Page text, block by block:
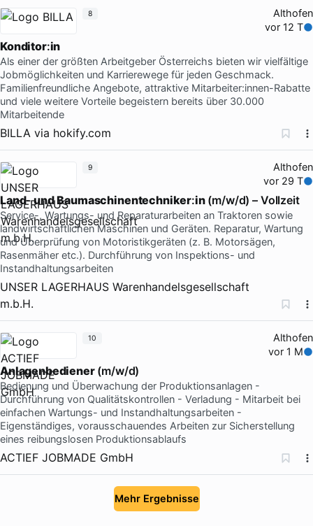
Althofen
vor 12 T
Konditor:in
Als einer der größten Arbeitgeber Österreichs bieten wir vielfältige
Jobmöglichkeiten und Karrierewege für jeden Geschmack.
Familienfreundliche Angebote, attraktive Mitarbeiter:innen-Rabatte
und viele weitere Vorteile begeistern bereits über 30.000
Mitarbeitende
BILLA via hokify.com
8
Althofen
vor 29 T
Land-undBaumaschinentechniker:in(m/w/d) – Vollzeit
Service-, Wartungs- und Reparaturarbeiten an Traktoren sowie
landwirtschaftlichen Maschinen und Geräten. Reparatur, Wartung
und Überprüfung von Motoristikgeräten (z. B. Motorsägen,
Rasenmäher etc.). Durchführung von Inspektions- und
Instandhaltungsarbeiten
UNSER LAGERHAUS Warenhandelsgesellschaft
m.b.H.
9
Althofen
vor 1 M
Anlagenbediener(m/w/d)
Bedienung und Überwachung der Produktionsanlagen -
Durchführung von Qualitätskontrollen - Verladung - Mitarbeit bei
einfachen Wartungs- und Instandhaltungsarbeiten -
Eigenständiges, vorausschauendes Arbeiten zur Sicherstellung
eines reibungslosen Produktionsablaufs
ACTIEF JOBMADE GmbH
10
Mehr Ergebnisse